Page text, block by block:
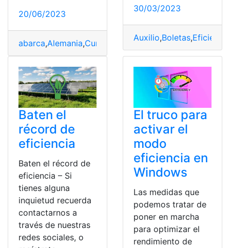
20/06/2023
abarca,Alemania,Curiosidad Eficiencia,Historia
30/03/2023
Auxilio,Boletas,Eficiencia
Baten el
récord de
eficiencia
Baten el récord de
eficiencia – Si
tienes alguna
inquietud recuerda
contactarnos a
través de nuestras
redes sociales, o
El truco para
activar el
modo
eficiencia en
Windows
Las medidas que
podemos tratar de
poner en marcha
para optimizar el
rendimiento de